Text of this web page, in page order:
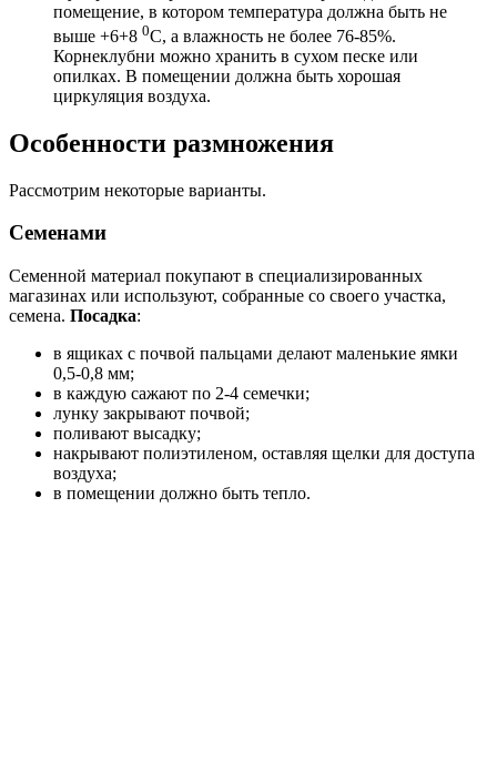
помещение, в котором температура должна быть не
выше +6+8 0С, а влажность не более 76-85%.
Корнеклубни можно хранить в сухом песке или
опилках. В помещении должна быть хорошая
циркуляция воздуха.
Особенности размножения
Рассмотрим некоторые варианты.
Семенами
Семенной материал покупают в специализированных
магазинах или используют, собранные со своего участка,
семена. Посадка:
в ящиках с почвой пальцами делают маленькие ямки
0,5-0,8 мм;
в каждую сажают по 2-4 семечки;
лунку закрывают почвой;
поливают высадку;
накрывают полиэтиленом, оставляя щелки для доступа
воздуха;
в помещении должно быть тепло.